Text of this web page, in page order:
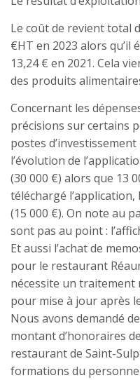
Le coût de revient total
€HT en 2023 alors qu’il
13,24 € en 2021. Cela
des produits
Concernant les
précisions sur certains
postes
l’évolution de
(30 000 €) alors que 13
téléchargé
(15 000 €). On note au
sont pas au point :
Et aussi l’achat de
pour le restaurant
nécessite un traitement
pour mise à jour après
Nous avons demandé
montant d’honoraires
restaurant de Saint-
formations du